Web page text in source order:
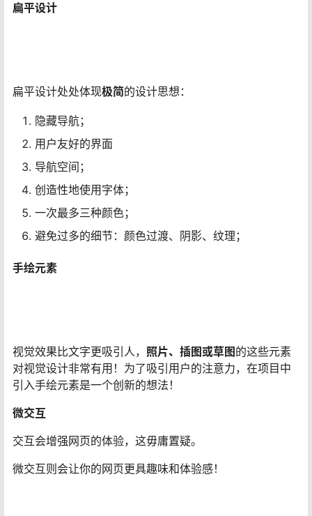
扁平设计
扁平设计处处体现极简的设计思想：
隐藏导航；
用户友好的界面
导航空间；
创造性地使用字体；
一次最多三种颜色；
避免过多的细节：颜色过渡、阴影、纹理；
手绘元素
视觉效果比文字更吸引人， 照片、插图或草图的这些元素
对视觉设计非常有用！为了吸引用户的注意力，在项目中
引入手绘元素是一个创新的想法！
微交互
交互会增强网页的体验，这毋庸置疑。
微交互则会让你的网页更具趣味和体验感！